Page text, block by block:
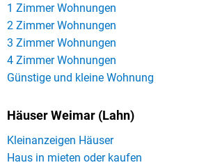
1 Zimmer Wohnungen
2 Zimmer Wohnungen
3 Zimmer Wohnungen
4 Zimmer Wohnungen
Günstige und kleine Wohnung
Häuser Weimar (Lahn)
Kleinanzeigen Häuser
Haus in mieten oder kaufen